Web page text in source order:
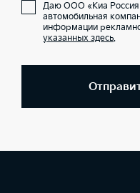
Даю ООО «Киа
автомобильная
информации
указанных здесь.